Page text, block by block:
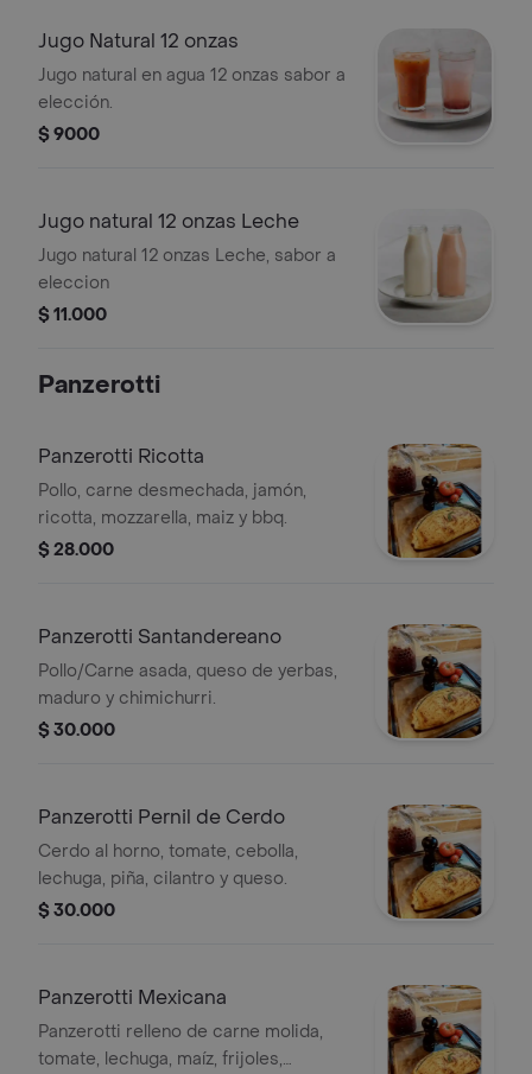
Jugo Natural 12 onzas
Jugo natural en agua 12 onzas sabor a
elección.
$ 9000
Jugo natural 12 onzas Leche
Jugo natural 12 onzas Leche, sabor a
eleccion
$ 11.000
Panzerotti
Panzerotti Ricotta
Pollo, carne desmechada, jamón,
ricotta, mozzarella, maiz y bbq.
$ 28.000
Panzerotti Santandereano
Pollo/Carne asada, queso de yerbas,
maduro y chimichurri.
$ 30.000
Panzerotti Pernil de Cerdo
Cerdo al horno, tomate, cebolla,
lechuga, piña, cilantro y queso.
$ 30.000
Panzerotti Mexicana
Panzerotti relleno de carne molida,
tomate, lechuga, maíz, frijoles,